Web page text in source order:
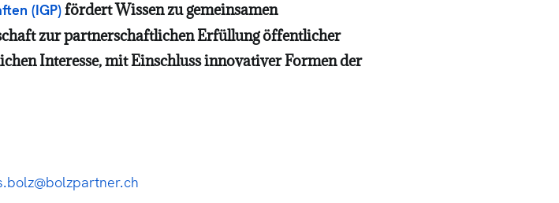
(IGP)fördert Wissen zu gemeinsamen
zur partnerschaftlichen Erfüllung öffentlicher
Interesse, mit Einschluss innovativer Formen der